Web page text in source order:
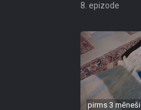
8. epizode
pirms 3